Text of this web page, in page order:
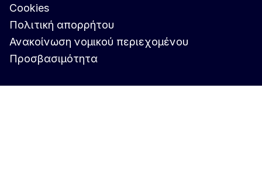
Cookies
Πολιτική απορρήτου
Ανακοίνωση νομικού περιεχομένου
Προσβασιμότητα